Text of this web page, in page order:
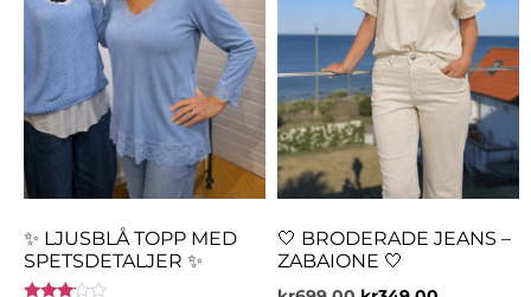
✨ LJUSBLÅ TOPP MED
SPETSDETALJER ✨
🤍 BRODERADE JEANS –
ZABAIONE 🤍